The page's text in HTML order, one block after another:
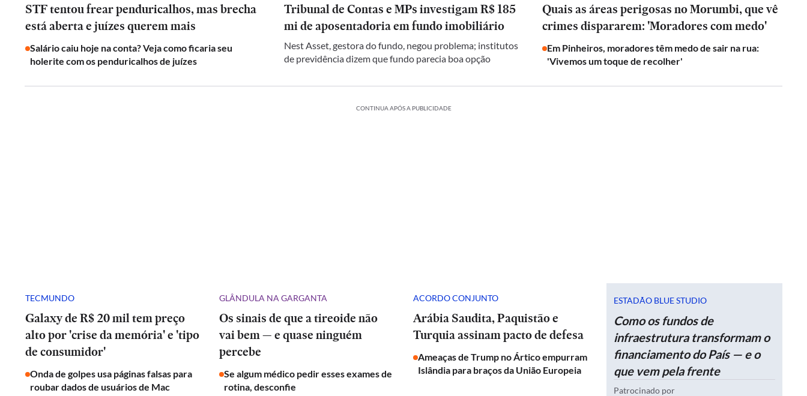
STF tentou frear penduricalhos, mas brecha
está aberta e juízes querem mais
Salário caiu hoje na conta? Veja como ficaria seu
holerite com os penduricalhos de juízes
Tribunal de Contas e MPs investigam R$ 185
mi de aposentadoria em fundo imobiliário
Nest Asset, gestora do fundo, negou problema; institutos
de previdência dizem que fundo parecia boa opção
Quais as áreas perigosas no Morumbi, que vê
crimes dispararem: 'Moradores com medo'
Em Pinheiros, moradores têm medo de sair na rua:
'Vivemos um toque de recolher'
CONTINUA APÓS A PUBLICIDADE
TECMUNDO
Galaxy de R$ 20 mil tem preço
alto por 'crise da memória' e 'tipo
de consumidor'
Onda de golpes usa páginas falsas para
roubar dados de usuários de Mac
GLÂNDULA NA GARGANTA
Os sinais de que a tireoide não
vai bem — e quase ninguém
percebe
Se algum médico pedir esses exames de
rotina, desconfie
ACORDO CONJUNTO
Arábia Saudita, Paquistão e
Turquia assinam pacto de defesa
Ameaças de Trump no Ártico empurram
Islândia para braços da União Europeia
ESTADÃO BLUE STUDIO
Como os fundos de
infraestrutura transformam o
financiamento do País — e o
que vem pela frente
Patrocinado por